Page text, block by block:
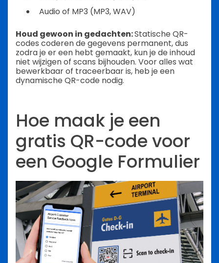
Audio of MP3 (MP3, WAV)
Houd gewoon in gedachten:Statische QR-
codes coderen de gegevens permanent, dus
zodra je er een hebt gemaakt, kun je de inhoud
niet wijzigen of scans bijhouden. Voor alles wat
bewerkbaar of traceerbaar is, heb je een
dynamische QR-code nodig.
Hoe maak je een
gratis QR-code voor
een Google Formulier